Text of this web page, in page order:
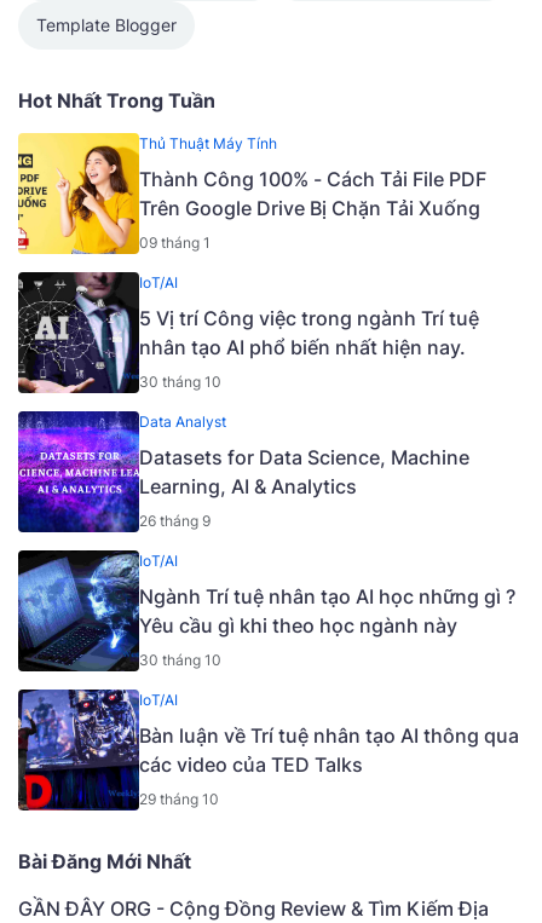
Template Blogger
Hot Nhất Trong Tuần
Thủ Thuật Máy Tính
Thành Công 100% - Cách Tải File PDF
Trên Google Drive Bị Chặn Tải Xuống
09 tháng 1
IoT/AI
5 Vị trí Công việc trong ngành Trí tuệ
nhân tạo AI phổ biến nhất hiện nay.
30 tháng 10
Data Analyst
Datasets for Data Science, Machine
Learning, AI & Analytics
26 tháng 9
IoT/AI
Ngành Trí tuệ nhân tạo AI học những gì ?
Yêu cầu gì khi theo học ngành này
30 tháng 10
IoT/AI
Bàn luận về Trí tuệ nhân tạo AI thông qua
các video của TED Talks
29 tháng 10
Bài Đăng Mới Nhất
GẦN ĐÂY ORG - Cộng Đồng Review & Tìm Kiếm Địa